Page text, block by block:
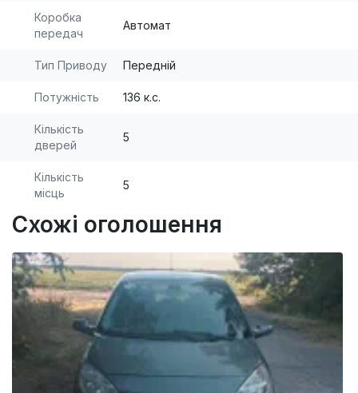
Коробка
передач
Автомат
Тип Приводу Передній
Потужність 136 к.с.
Кількість
дверей
5
Кількість
місць
5
Схожі оголошення